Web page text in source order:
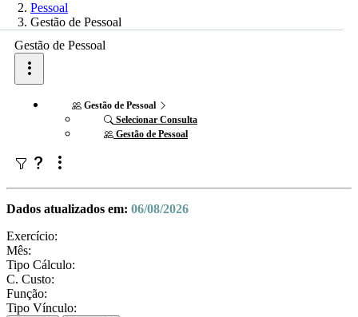
Pessoal
Gestão de Pessoal
Gestão de Pessoal
Gestão de Pessoal
Selecionar Consulta
Gestão de Pessoal
Dados atualizados em: 06/08/2026
Exercício:
Mês:
Tipo Cálculo:
C. Custo:
Função:
Tipo Vínculo: